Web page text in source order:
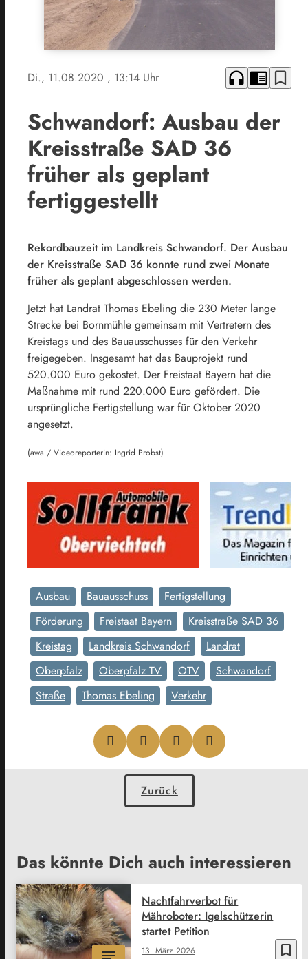
Di., 11.08.2020 , 13:14 Uhr headphones chrome_reader_mode bookmark_border
Schwandorf: Ausbau der
Kreisstraße SAD 36
früher als geplant
fertiggestellt
Rekordbauzeit im Landkreis Schwandorf. Der Ausbau
der Kreisstraße SAD 36 konnte rund zwei Monate
früher als geplant abgeschlossen werden.
Jetzt hat Landrat Thomas Ebeling die 230 Meter lange
Strecke bei Bornmühle gemeinsam mit Vertretern des
Kreistags und des Bauausschusses für den Verkehr
freigegeben. Insgesamt hat das Bauprojekt rund
520.000 Euro gekostet. Der Freistaat Bayern hat die
Maßnahme mit rund 220.000 Euro gefördert. Die
ursprüngliche Fertigstellung war für Oktober 2020
angesetzt.
(awa / Videoreporterin: Ingrid Probst)
Ausbau Bauausschuss
Fertigstellung
Förderung
Freistaat Bayern
Kreisstraße SAD 36
Kreistag
Landkreis Schwandorf
Landrat
Oberpfalz
Oberpfalz TV OTV
Schwandorf
Straße
Thomas Ebeling Verkehr
Zurück
Das könnte Dich auch interessieren
bookmark_border
13. März 2026
Nachtfahrverbot für
Mähroboter: Igelschützerin
startet Petition